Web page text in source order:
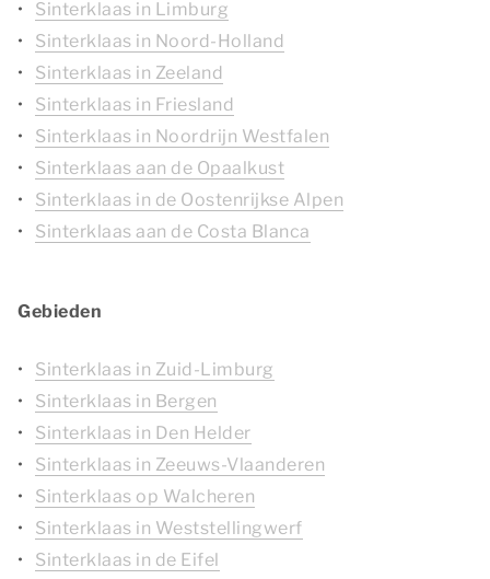
Sinterklaas in Limburg
Sinterklaas in Noord-Holland
Sinterklaas in Zeeland
Sinterklaas in Friesland
Sinterklaas in Noordrijn Westfalen
Sinterklaas aan de Opaalkust
Sinterklaas in de Oostenrijkse Alpen
Sinterklaas aan de Costa Blanca
Gebieden
Sinterklaas in Zuid-Limburg
Sinterklaas in Bergen
Sinterklaas in Den Helder
Sinterklaas in Zeeuws-Vlaanderen
Sinterklaas op Walcheren
Sinterklaas in Weststellingwerf
Sinterklaas in de Eifel